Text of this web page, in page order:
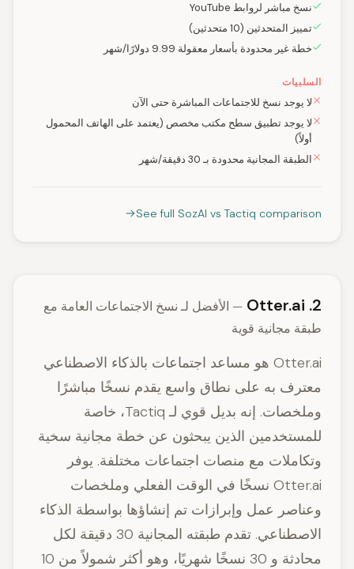
نسخ مباشر لروابط YouTube
تمييز المتحدثين (10 متحدثين)
خطة غير محدودة بأسعار معقولة 9.99 دولارًا/شهر
السلبيات
لا يوجد نسخ للاجتماعات المباشرة حتى الآن
لا يوجد تطبيق سطح مكتب مخصص (يعتمد على الهاتف المحمول
أولاً)
الطبقة المجانية محدودة بـ 30 دقيقة/شهر
See full SozAI vs Tactiq comparison
2. Otter.ai
— الأفضل لـ نسخ الاجتماعات العامة مع
طبقة مجانية قوية
Otter.ai هو مساعد اجتماعات بالذكاء الاصطناعي
معترف به على نطاق واسع يقدم نسخًا مباشرًا
وملخصات. إنه بديل قوي لـ Tactiq، خاصة
للمستخدمين الذين يبحثون عن خطة مجانية سخية
وتكاملات مع منصات اجتماعات مختلفة. يوفر
Otter.ai نسخًا في الوقت الفعلي وملخصات
وعناصر عمل وإبرازات تم إنشاؤها بواسطة الذكاء
الاصطناعي. تقدم طبقته المجانية 30 دقيقة لكل
محادثة و 30 نسخًا شهريًا، وهو أكثر شمولاً من 10